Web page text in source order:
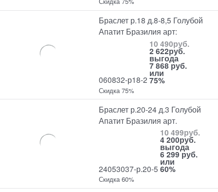
Браслет р.18 д.8-8,5 Голубой
Апатит Бразилия арт:
060832-р18-2
10 490руб.
2 622руб.
выгода
7 868 руб.
или
75%
Скидка 75%
Браслет р.20-24 д.3 Голубой
Апатит Бразилия арт.
24053037-р.20-5
10 499руб.
4 200руб.
выгода
6 299 руб.
или
60%
Скидка 60%